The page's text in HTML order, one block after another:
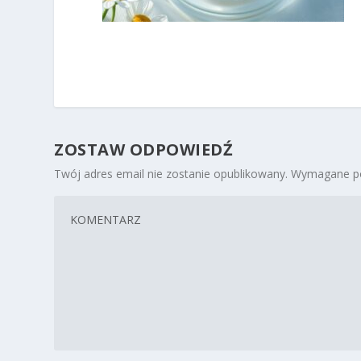
ZOSTAW ODPOWIEDŹ
Twój adres email nie zostanie opublikowany. Wymagane